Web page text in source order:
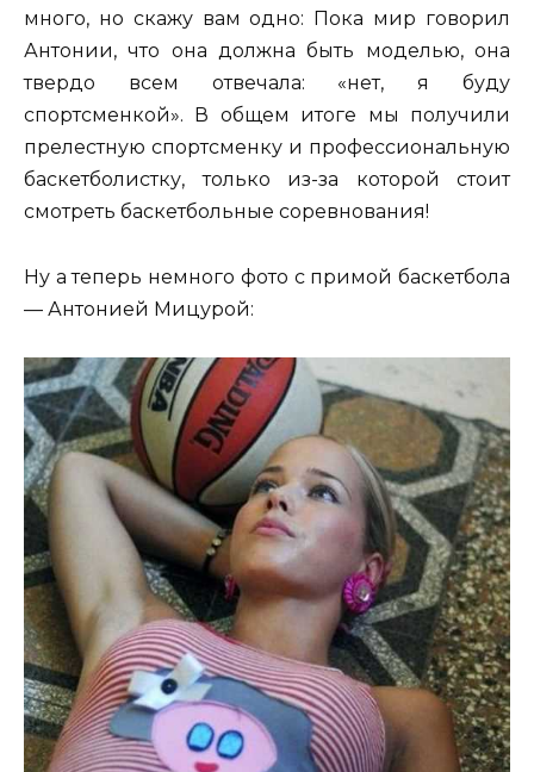
много, но скажу вам одно: Пока мир говорил
Антонии, что она должна быть моделью, она
твердо всем отвечала: «нет, я буду
спортсменкой». В общем итоге мы получили
прелестную спортсменку и профессиональную
баскетболистку, только из-за которой стоит
смотреть баскетбольные соревнования!
Ну а теперь немного фото с примой баскетбола
— Антонией Мицурой: